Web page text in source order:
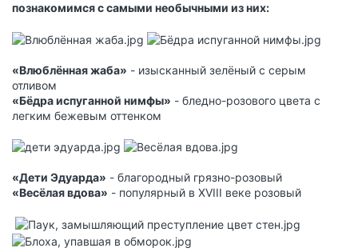
познакомимся с самыми необычными из них:
«Влюблённая жаба» - изысканный зелёный с серым
отливом
«Бёдра испуганной нимфы» - бледно-розового цвета с
легким бежевым оттенком
«Дети Эдуарда» - благородный грязно-розовый
«Весёлая вдова» - популярный в XVIII веке розовый